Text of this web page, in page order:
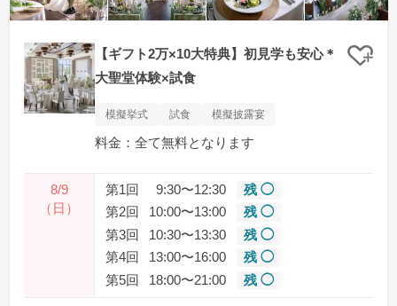
【ギフト2万×10大特典】初見学も安心＊
大聖堂体験×試食
クリ
模擬挙式 試食 模擬披露宴
料金：全て無料となります
8/9
（日）
第1回 9:30〜12:30
残 ◯
第2回
10:00〜13:00
残 ◯
第3回
10:30〜13:30
残 ◯
第4回
13:00〜16:00
残 ◯
第5回
18:00〜21:00 残 ◯